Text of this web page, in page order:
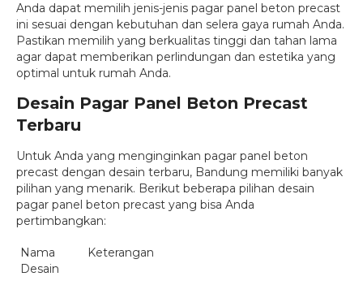
Anda dapat memilih jenis-jenis pagar panel beton precast
ini sesuai dengan kebutuhan dan selera gaya rumah Anda.
Pastikan memilih yang berkualitas tinggi dan tahan lama
agar dapat memberikan perlindungan dan estetika yang
optimal untuk rumah Anda.
Desain Pagar Panel Beton Precast
Terbaru
Untuk Anda yang menginginkan pagar panel beton
precast dengan desain terbaru, Bandung memiliki banyak
pilihan yang menarik. Berikut beberapa pilihan desain
pagar panel beton precast yang bisa Anda
pertimbangkan:
Nama
Desain
Keterangan